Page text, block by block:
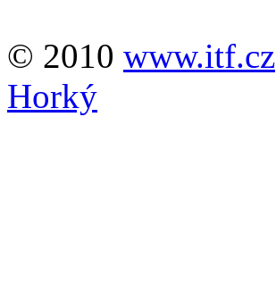
© 2010 www.itf.cz
Horký